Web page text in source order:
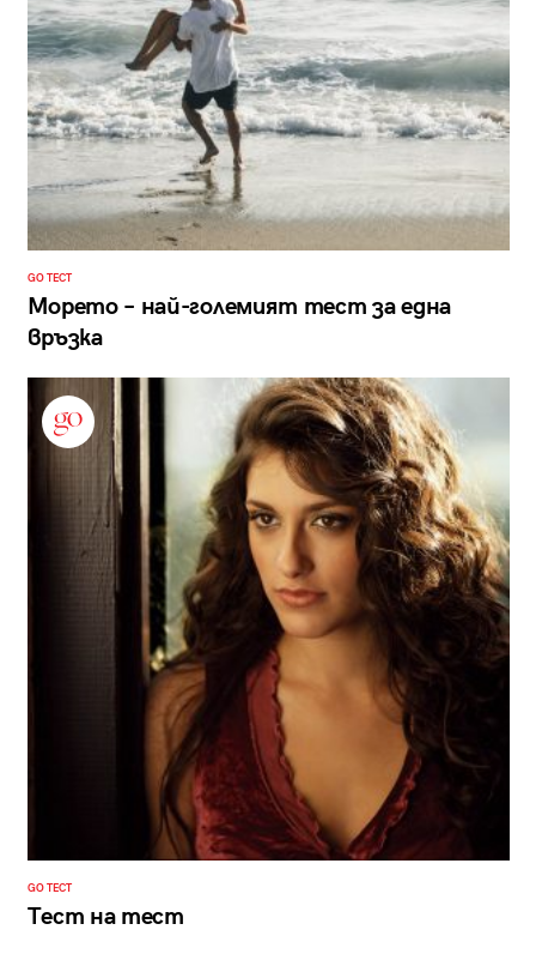
GO ТЕСТ
Морето – най-големият тест за една
връзка
GO ТЕСТ
Тест на тест